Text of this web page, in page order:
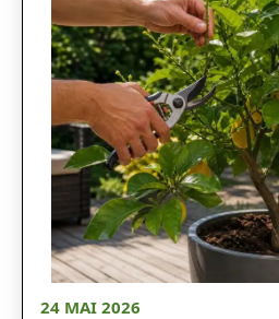
24 MAI 2026